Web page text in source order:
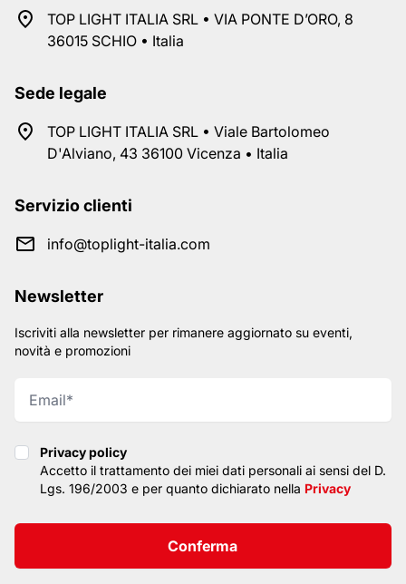
TOP LIGHT ITALIA SRL • VIA PONTE D’ORO, 8
36015 SCHIO • Italia
Sede legale
TOP LIGHT ITALIA SRL • Viale Bartolomeo
D'Alviano, 43 36100 Vicenza • Italia
Servizio clienti
info@toplight-italia.com
Newsletter
Iscriviti alla newsletter per rimanere aggiornato su eventi,
novità e promozioni
Privacy policy
Privacy policy
Accetto il trattamento dei miei dati personali ai sensi del D.
Lgs. 196/2003 e per quanto dichiarato nella Privacy
Conferma